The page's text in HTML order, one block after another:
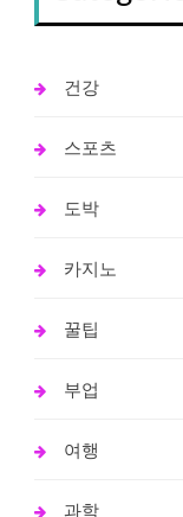
건강
스포츠
도박
카지노
꿀팁
부업
여행
과학